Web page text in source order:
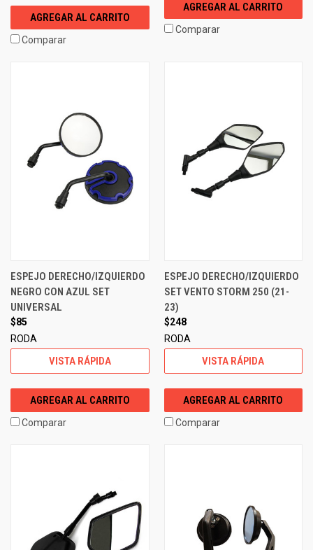
AGREGAR AL CARRITO
Comparar
AGREGAR AL CARRITO
Comparar
ESPEJO DERECHO/IZQUIERDO
NEGRO CON AZUL SET
UNIVERSAL
$85
RODA
VISTA RÁPIDA
AGREGAR AL CARRITO
Comparar
ESPEJO DERECHO/IZQUIERDO
SET VENTO STORM 250 (21-
23)
$248
RODA
VISTA RÁPIDA
AGREGAR AL CARRITO
Comparar